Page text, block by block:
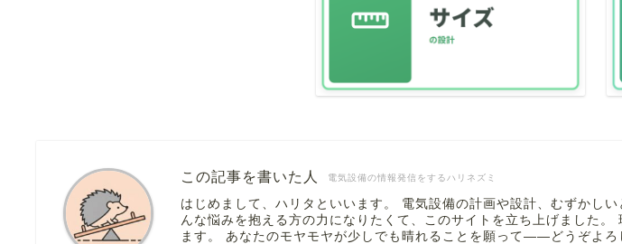
電気設備の情報発信をするハリネズミ
この記事を書いた人
はじめまして、ハリタといいます。 電気設備の計画や設計、むずか
んな悩みを抱える方の力になりたくて、このサイトを立ち上げました
ます。 あなたのモヤモヤが少しでも晴れることを願って――どうぞよろ